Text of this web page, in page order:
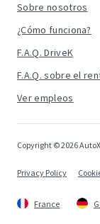
Sobre nosotros
¿Cómo funciona?
F.A.Q. DriveK
F.A.Q. sobre el
Ver empleos
Copyright © 2026
Privacy Policy
France